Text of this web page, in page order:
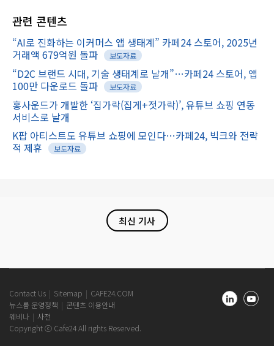
관련 콘텐츠
“AI로 진화하는 이커머스 앱 생태계” 카페24 스토어, 2025년
거래액 679억원 돌파
보도자료
“D2C 브랜드 시대, 기술 생태계로 날개”…카페24 스토어, 앱
100만 다운로드 돌파
보도자료
홍사운드가 개발한 ‘집가락(집게+젓가락)’, 유튜브 쇼핑 연동
서비스로 날개
K팝 아티스트도 유튜브 쇼핑에 모인다…카페24, 빅크와 전략
적 제휴
보도자료
최신 기사
Cafe24
Newsroom
Footer
Contact Us Sitemap
CAFE24.COM
뉴스룸 운영정책
콘텐츠 이용안내
웨비나
사전
Copyright ⓒ Cafe24 All rights Reserved.